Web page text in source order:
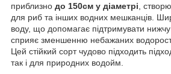
приблизно до 150см у діаметрі ,
для риб та інших водних мешканців.
воду, що допомагає підтримувати
сприяє зменшенню небажаних
Цей стійкий сорт чудово підходить
так і для природних водойм.